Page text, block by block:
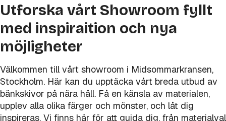
Utforska vårt Showroom fyllt
med inspiraition och nya
möjligheter
Välkommen till vårt showroom i Midsommarkransen,
Stockholm. Här kan du upptäcka vårt breda utbud av
bänkskivor på nära håll. Få en känsla av materialen,
upplev alla olika färger och mönster, och låt dig
inspireras. Vi finns här för att guida dig, från materialval